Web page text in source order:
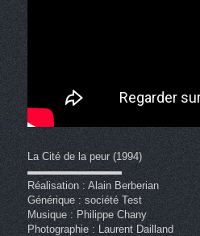
La Cité de la peur (1994)
▬▬▬▬▬▬▬▬▬
Réalisation : Alain Berberian
Générique : société Test
Musique : Philippe Chany
Photographie : Laurent Dailland